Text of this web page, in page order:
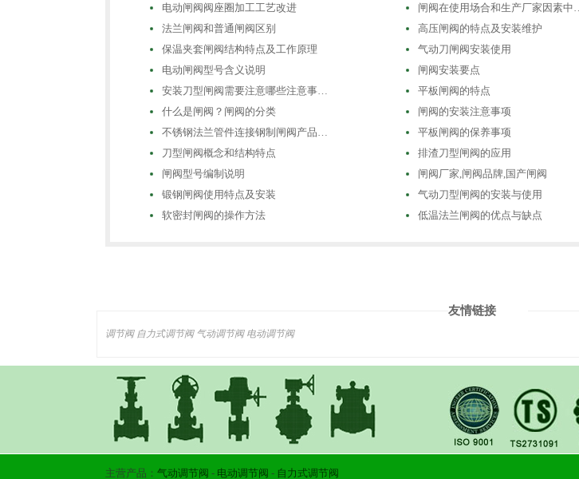
电动闸阀阀座圈加工工艺改进
闸阀在使用场合和生产厂家因素中…
法兰闸阀和普通闸阀区别
高压闸阀的特点及安装维护
保温夹套闸阀结构特点及工作原理
气动刀闸阀安装使用
电动闸阀型号含义说明
闸阀安装要点
安装刀型闸阀需要注意哪些注意事…
平板闸阀的特点
什么是闸阀？闸阀的分类
闸阀的安装注意事项
不锈钢法兰管件连接钢制闸阀产品…
平板闸阀的保养事项
刀型闸阀概念和结构特点
排渣刀型闸阀的应用
闸阀型号编制说明
闸阀厂家,闸阀品牌,国产闸阀
锻钢闸阀使用特点及安装
气动刀型闸阀的安装与使用
软密封闸阀的操作方法
低温法兰闸阀的优点与缺点
友情链接
调节阀 自力式调节阀 气动调节阀 电动调节阀
主营产品： 气动调节阀 - 电动调节阀 - 自力式调节阀